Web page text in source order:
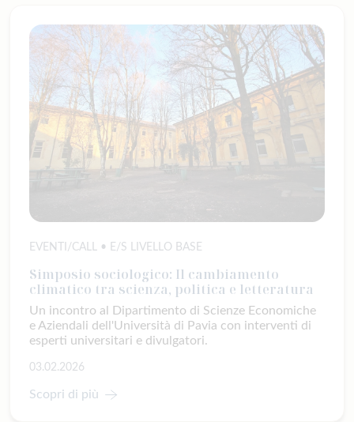
EVENTI/CALL • E/S LIVELLO BASE
Simposio sociologico: Il cambiamento
climatico tra scienza, politica e letteratura
Un incontro al Dipartimento di Scienze Economiche
e Aziendali dell'Università di Pavia con interventi di
esperti universitari e divulgatori.
03.02.2026
Scopri di più